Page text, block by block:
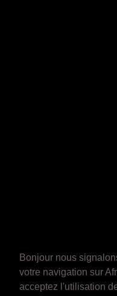
Bonjour nous
votre navigation sur
acceptez l'utilisation